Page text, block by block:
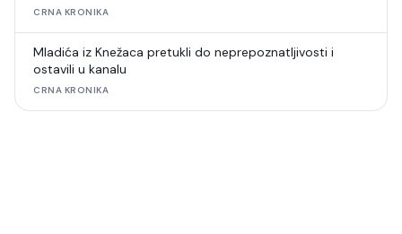
CRNA KRONIKA
Mladića iz Knežaca pretukli do neprepoznatljivosti i
ostavili u kanalu
CRNA KRONIKA